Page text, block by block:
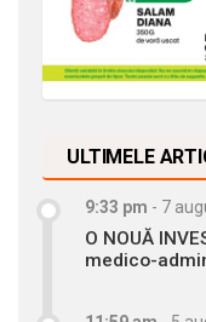
ULTIMELE
9:33 pm - 7
O NOUĂ
medico-